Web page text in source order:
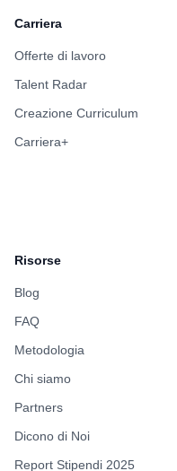
Carriera
Offerte di lavoro
Talent Radar
Creazione Curriculum
Carriera+
Risorse
Blog
FAQ
Metodologia
Chi siamo
Partners
Dicono di Noi
Report Stipendi 2025